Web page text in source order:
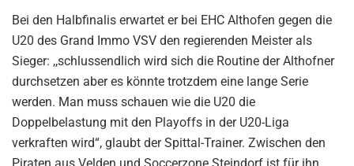
Bei den Halbfinalis erwartet er bei EHC Althofen gegen die
U20 des Grand Immo VSV den regierenden Meister als
Sieger: ,,schlussendlich wird sich die Routine der Althofner
durchsetzen aber es könnte trotzdem eine lange Serie
werden. Man muss schauen wie die U20 die
Doppelbelastung mit den Playoffs in der U20-Liga
verkraften wird“, glaubt der Spittal-Trainer. Zwischen den